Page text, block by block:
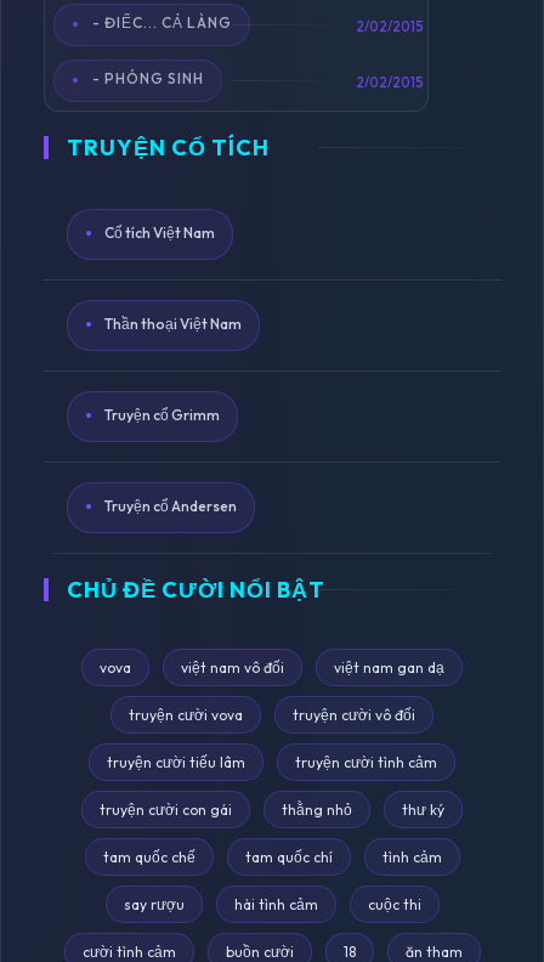
- ĐIẾC... CẢ LÀNG 2/02/2015
- PHÓNG SINH 2/02/2015
TRUYỆN CỔ TÍCH
Cổ tích Việt Nam
Thần thoại Việt Nam
Truyện cổ Grimm
Truyện cổ Andersen
CHỦ ĐỀ CƯỜI NỔI BẬT
vova việt nam vô đối việt nam gan dạ
truyện cười vova truyện cười vô đối
truyện cười tiếu lâm truyện cười tình cảm
truyện cười con gái thằng nhỏ thư ký
tam quốc chế tam quốc chí tình cảm
say rượu hài tình cảm cuộc thi
cười tình cảm buồn cười 18 ăn tham